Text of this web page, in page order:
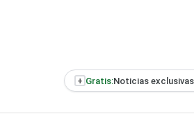
+ Gratis:Noticias